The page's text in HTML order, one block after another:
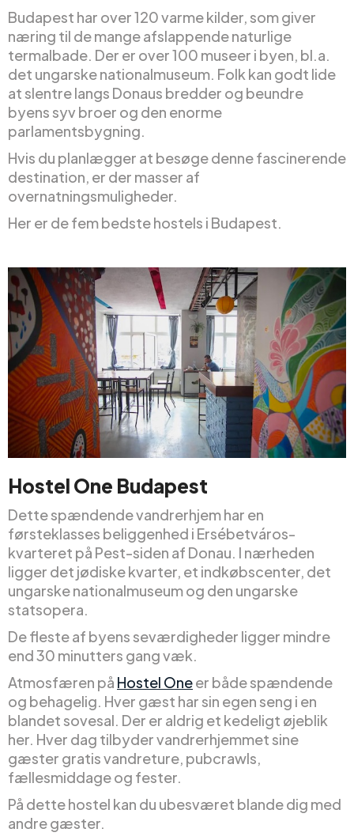
Budapest har over 120 varme kilder, som giver
næring til de mange afslappende naturlige
termalbade. Der er over 100 museer i byen, bl.a.
det ungarske nationalmuseum. Folk kan godt lide
at slentre langs Donaus bredder og beundre
byens syv broer og den enorme
parlamentsbygning.
Hvis du planlægger at besøge denne fascinerende
destination, er der masser af
overnatningsmuligheder.
Her er de fem bedste hostels i Budapest.
Hostel One Budapest
Dette spændende vandrerhjem har en
førsteklasses beliggenhed i Ersébetváros-
kvarteret på Pest-siden af Donau. I nærheden
ligger det jødiske kvarter, et indkøbscenter, det
ungarske nationalmuseum og den ungarske
statsopera.
De fleste af byens seværdigheder ligger mindre
end 30 minutters gang væk.
Atmosfæren på Hostel Oneer både spændende
og behagelig. Hver gæst har sin egen seng i en
blandet sovesal. Der er aldrig et kedeligt øjeblik
her. Hver dag tilbyder vandrerhjemmet sine
gæster gratis vandreture, pubcrawls,
fællesmiddage og fester.
På dette hostel kan du ubesværet blande dig med
andre gæster.